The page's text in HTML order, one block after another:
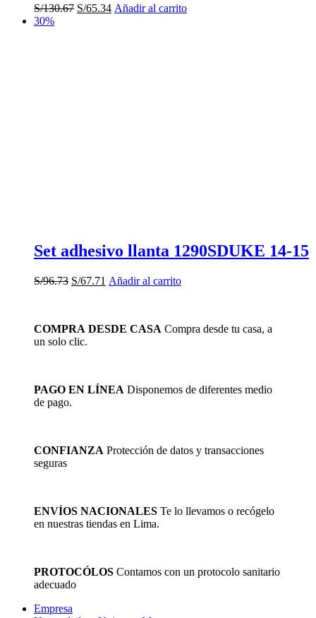
S/130.67 El
S/65.34ElAñadir al carrito
30%
Set adhesivo llanta 1290SDUKE 14-15
S/96.73 El
S/96.73.
S/67.71 El
S/67.71.
Añadir al carrito
COMPRA DESDE CASA Compra desde tu casa, a
un solo clic.
PAGO EN LÍNEA Disponemos de diferentes medio
de pago.
CONFIANZA Protección de datos y transacciones
seguras
ENVÍOS NACIONALES Te lo llevamos o recógelo
en nuestras tiendas en Lima.
PROTOCÓLOS Contamos con un protocolo sanitario
adecuado
Empresa